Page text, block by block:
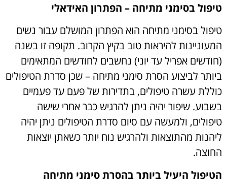
טיפול בסימני מתיחה – הפתרון האידאלי
טיפול בסימני מתיחה הוא הפתרון המושלם עבור נשים
המעוניינות להיראות טוב בקיץ הקרוב. תקופה זו בשנה
(חודשים אפריל עד יוני) נחשבים לחודשים המתאימים
ביותר לביצוע הסרת סימני מתיחה – שכן סדרת הטיפולים
כוללת עשרה טיפולים, בתדירות של פעם עד פעמיים
בשבוע. שיפור יהיה ניתן להרגיש כבר אחרי שישה
טיפולים, ולמעשה עם סיום סדרת הטיפולים ניתן יהיה
ליהנות מהתוצאות ולהרגיש נוח יותר כשאתן יוצאות
החוצה.
הטיפול היעיל ביותר בהסרת סימני מתיחה